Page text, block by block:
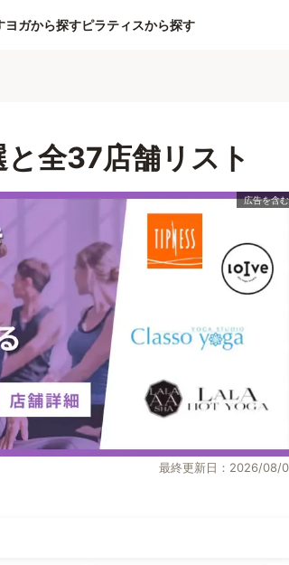
ヨガから探すピラティスから探す
全37店舗リスト
最終更新日：2026/08/